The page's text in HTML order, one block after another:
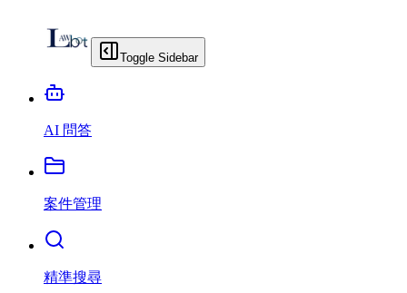
Toggle Sidebar
AI 問答
案件管理
精準搜尋